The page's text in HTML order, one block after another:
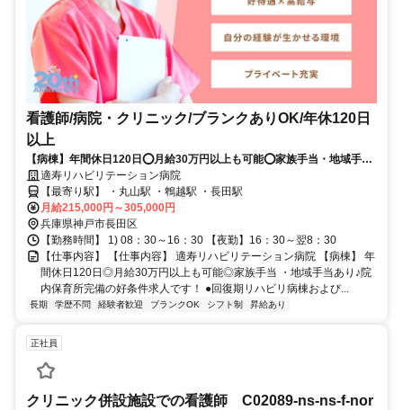
看護師/病院・クリニック/ブランクありOK/年休120日
以上
【病棟】年間休日120日⭕月給30万円以上も可能⭕家族手当・地域手当
あり✨院内保育所完備の好条件求人です❗️
適寿リハビリテーション病院
【最寄り駅】 ・丸山駅 ・鵯越駅 ・長田駅
月給215,000円～305,000円
兵庫県神戸市長田区
【勤務時間】 1) 08：30～16：30 【夜勤】16：30～翌8：30
【仕事内容】 【仕事内容】 適寿リハビリテーション病院 【病棟】 年
間休日120日◎月給30万円以上も可能◎家族手当 ・地域手当あり♪院
内保育所完備の好条件求人です！ ●回復期リハビリ病棟および...
長期 学歴不問 経験者歓迎 ブランクOK シフト制 昇給あり
正社員
クリニック併設施設での看護師 C02089-ns-ns-f-nor